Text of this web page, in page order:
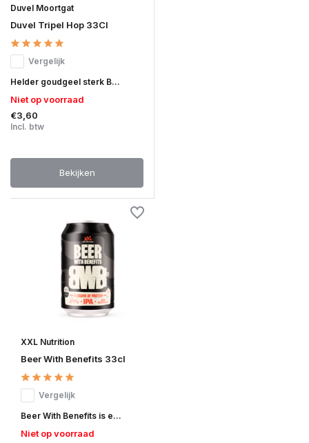
Duvel Moortgat
Duvel Tripel Hop 33Cl
Vergelijk
Helder goudgeel sterk B...
Niet op voorraad
€3,60
Incl. btw
Bekijken
XXL Nutrition
Beer With Benefits 33cl
Vergelijk
Beer With Benefits is e...
Niet op voorraad